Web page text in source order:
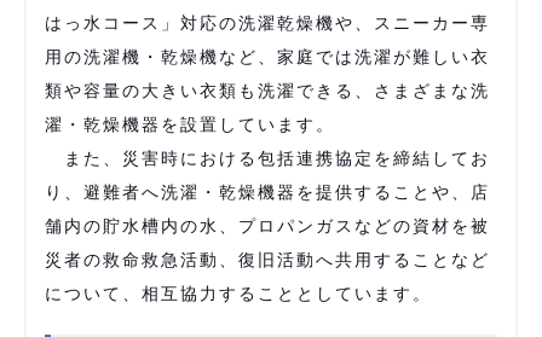
はっ水コース」対応の洗濯乾燥機や、スニーカー専
用の洗濯機・乾燥機など、家庭では洗濯が難しい衣
類や容量の大きい衣類も洗濯できる、さまざまな洗
濯・乾燥機器を設置しています。
また、災害時における包括連携協定を締結してお
り、避難者へ洗濯・乾燥機器を提供することや、店
舗内の貯水槽内の水、プロパンガスなどの資材を被
災者の救命救急活動、復旧活動へ共用することなど
について、相互協力することとしています。